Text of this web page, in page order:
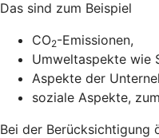
Das sind zum Beispiel
CO2-Emissionen,
Umweltaspekte wie
Aspekte der
soziale Aspekte,
Bei der Berücksichtigung